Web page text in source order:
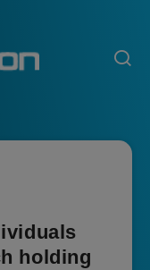
holding